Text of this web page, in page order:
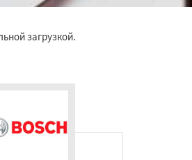
загрузкой.